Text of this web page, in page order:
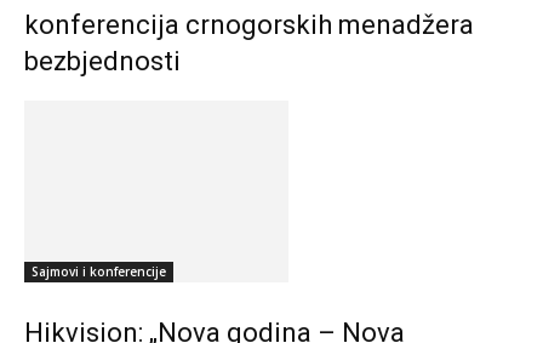
konferencija crnogorskih menadžera
bezbjednosti
Sajmovi i konferencije
Hikvision: „Nova godina – Nova